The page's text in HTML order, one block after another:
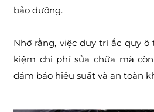
bảo dưỡng.
Nhớ rằng, việc duy trì ắc quy
kiệm chi phí sửa chữa mà
đảm bảo hiệu suất và an toàn